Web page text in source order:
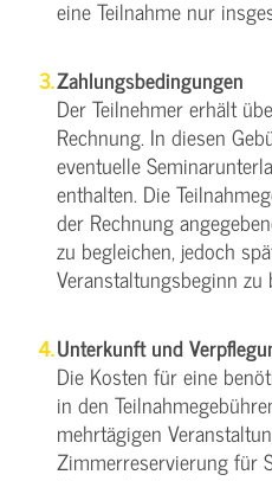
eine Teilnahme nur
Zahlungsbedingungen
Der Teilnehmer erhält
Rechnung. In diesen
eventuelle
enthalten. Die
der Rechnung
zu begleichen, jedoch
Veranstaltungsbeginn zu
Unterkunft und
Die Kosten für eine
in den
mehrtägigen
Zimmerreservierung für